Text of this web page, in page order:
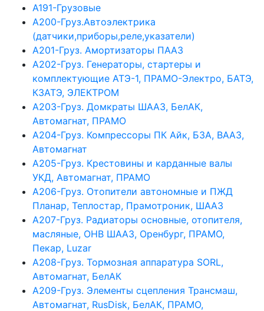
А191-Грузовые
А200-Груз.Автоэлектрика
(датчики,приборы,реле,указатели)
А201-Груз. Амортизаторы ПААЗ
А202-Груз. Генераторы, стартеры и
комплектующие АТЭ-1, ПРАМО-Электро, БАТЭ,
КЗАТЭ, ЭЛЕКТРОМ
А203-Груз. Домкраты ШААЗ, БелАК,
Автомагнат, ПРАМО
А204-Груз. Компрессоры ПК Айк, БЗА, ВААЗ,
Автомагнат
А205-Груз. Крестовины и карданные валы
УКД, Автомагнат, ПРАМО
А206-Груз. Отопители автономные и ПЖД
Планар, Теплостар, Прамотроник, ШААЗ
А207-Груз. Радиаторы основные, отопителя,
масляные, ОНВ ШААЗ, Оренбург, ПРАМО,
Пекар, Luzar
А208-Груз. Тормозная аппаратура SORL,
Автомагнат, БелАК
А209-Груз. Элементы сцепления Трансмаш,
Автомагнат, RusDisk, БелАК, ПРАМО,